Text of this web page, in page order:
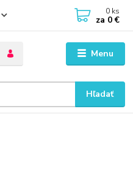
Menu
Hľadať
0 ks
za 0 €